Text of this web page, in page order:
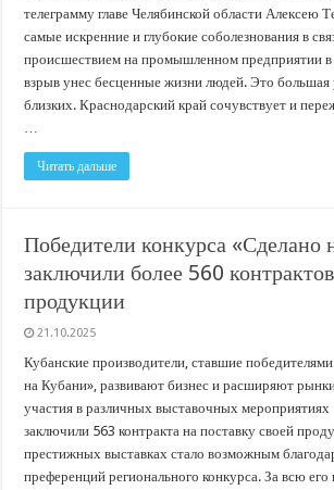
телеграмму главе Челябинской области Алексею
самые искренние и глубокие соболезнования в
происшествием на промышленном предприятии
взрыв унес бесценные жизни людей. Это большая
близких. Краснодарский край сочувствует и
…
Читать дальше
Победители конкурса «Сделано
заключили более 560
продукции
21.10.2025
Кубанские производители, ставшие
на Кубани», развивают бизнес и расширяют
участия в различных выставочных мероприятиях
заключили 563 контракта на поставку своей
престижных выставках стало возможным
преференций регионального конкурса. За всю